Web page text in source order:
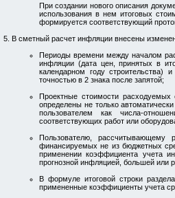
При создании нового описания
использования в нем итоговых
формируется соответствующий
В сметный расчет инфляции внесены
Периоды времени между началом
инфляции (дата цен, принятых в
календарном году строительства)
точностью в 2 знака после запятой;
Проектные стоимости расходуемых
определены не только
пользователем как числа-
соответствующих работ или
Пользователю, рассчитывающему
финансируемых не из бюджетных
применении коэффициента учета
прогнозной инфляцией, большей или
В формуле итоговой строки
примененные коэффициенты учета